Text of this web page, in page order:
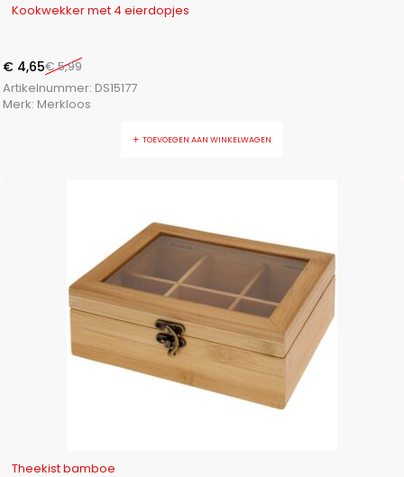
Kookwekker met 4 eierdopjes
€5,99
€ 4,65
Artikelnummer: DS15177
Merk: Merkloos
TOEVOEGEN AAN WINKELWAGEN
Theekist bamboe